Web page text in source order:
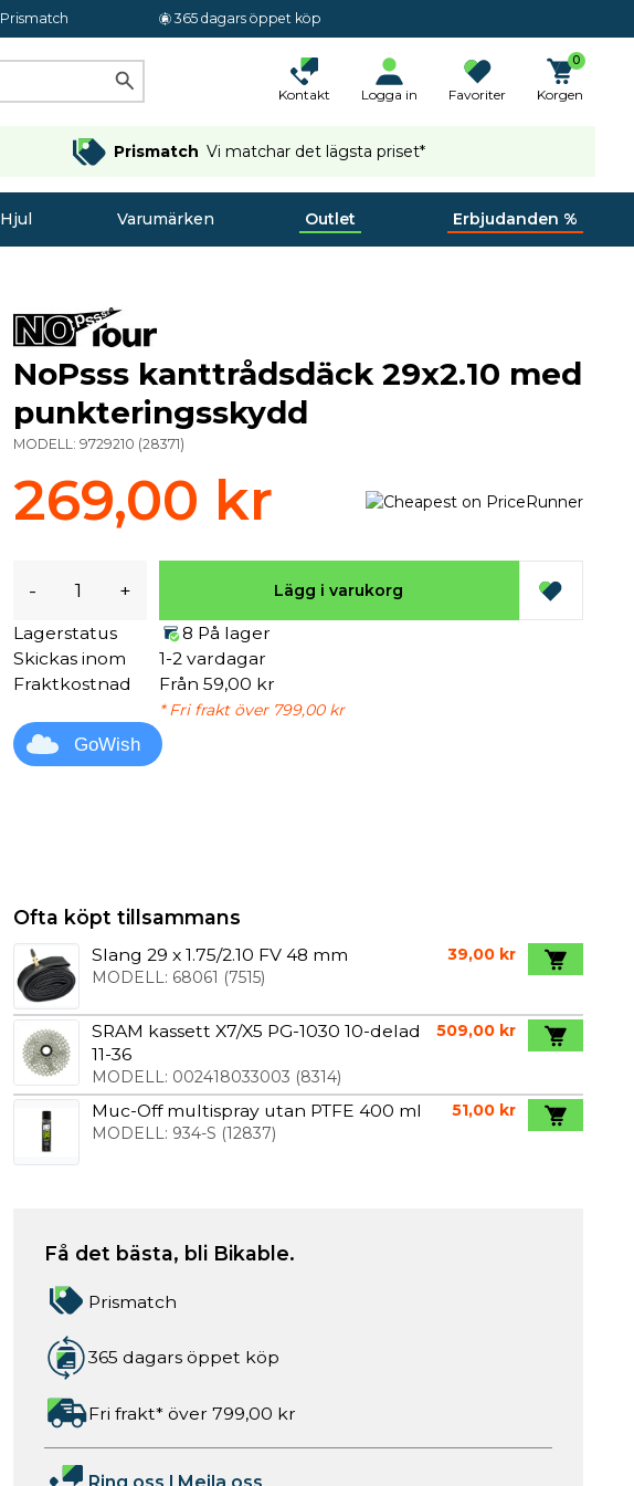
Prismatch 365 dagars öppet köp
Kontakt Logga in Favoriter
0
Korgen
Prismatch Vi matchar det lägsta priset*
Hjul Varumärken Outlet Erbjudanden %
NoPsss kanttrådsdäck 29x2.10 med
punkteringsskydd
MODELL:9729210 (28371)
269,00 kr
- + Lägg i varukorg
Lagerstatus
8 På lager
Skickas inom
1-2 vardagar
Fraktkostnad
Från 59,00 kr
* Fri frakt över 799,00 kr
GoWish
Ofta köpt tillsammans
Slang 29 x 1.75/2.10 FV 48 mm
MODELL: 68061 (7515)
39,00 kr
SRAM kassett X7/X5 PG-1030 10-delad
11-36
MODELL: 002418033003 (8314)
509,00 kr
Muc-Off multispray utan PTFE 400 ml
MODELL: 934-S (12837)
51,00 kr
Få det bästa, bli Bikable.
Prismatch
365 dagars öppet köp
Fri frakt* över 799,00 kr
Ring oss | Mejla oss